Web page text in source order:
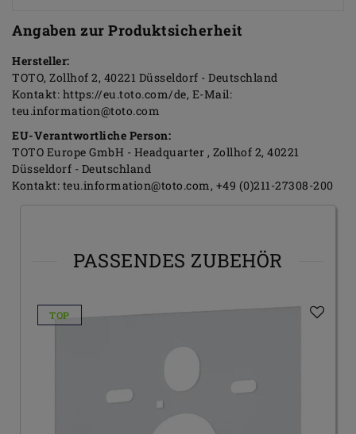
Angaben zur Produktsicherheit
Hersteller:
TOTO Zollhof 2 40221 Düsseldorf
Deutschland
Kontakt: https://eu.toto.com/de E-Mail:
teu.information@toto.com
EU-Verantwortliche Person:
TOTO Europe GmbH - Headquarter Zollhof 2 40221
Düsseldorf
Deutschland
Kontakt: teu.information@toto.com +49 (0)211-27308-200
PASSENDES ZUBEHÖR
TOP